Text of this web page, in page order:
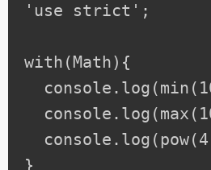
'use strict';
with(Math){
}